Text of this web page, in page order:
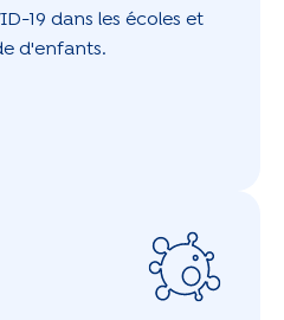
19 dans les écoles et
d'enfants.